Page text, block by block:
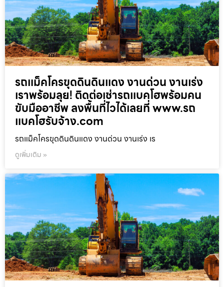
รถแม็คโครขุดดินดินแดง งานด่วน งานเร่ง
เราพร้อมลุย! ติดต่อเช่ารถแบคโฮพร้อมคน
ขับมืออาชีพ ลงพื้นที่ไวได้เลยที่ www.รถ
แบคโฮรับจ้าง.com
รถแม็คโครขุดดินดินแดง งานด่วน งานเร่ง เร
ดูเพิ่มเติม »